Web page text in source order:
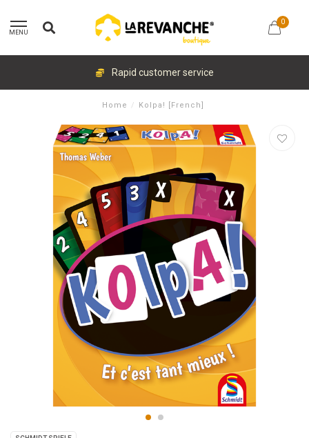
MENU
0
Rapid customer service
Home / Kolpa! [French]